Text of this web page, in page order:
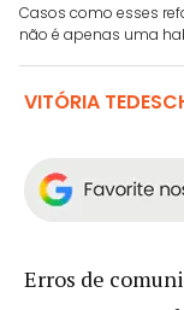
Casos como esses
não é apenas uma
VITÓRIA
Erros de